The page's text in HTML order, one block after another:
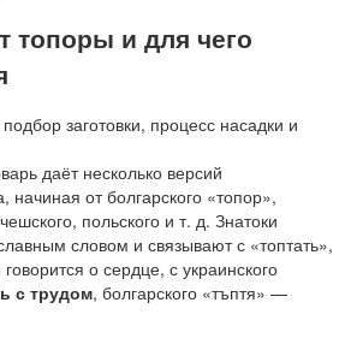
топоры и для чего
даёт несколько версий
начиная от болгарского «топор»,
польского и т. д. Знатоки
словом и связывают с «топтать»,
о сердце, с украинского
с трудом, болгарского «тъптя» —